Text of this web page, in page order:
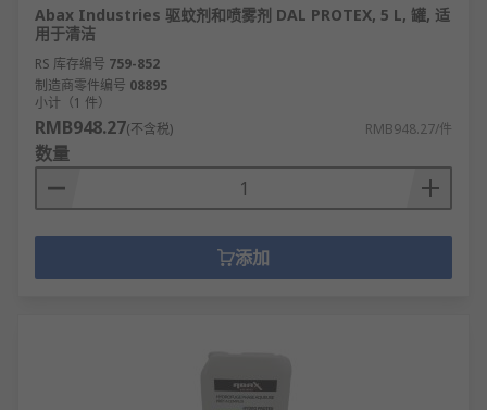
Abax Industries 驱蚊剂和喷雾剂 DAL PROTEX, 5 L, 罐, 适
用于清洁
RS 库存编号 759-852
制造商零件编号 08895
小计（1 件）
RMB948.27(不含税) RMB948.27/件
数量
添加